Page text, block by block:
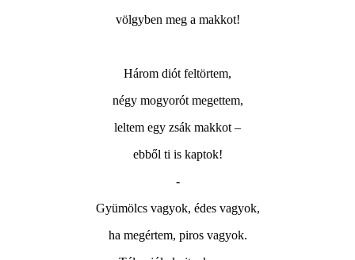
völgyben meg a makkot!
Három diót feltörtem,
négy mogyorót megettem,
leltem egy zsák makkot –
ebből ti is kaptok!
-
Gyümölcs vagyok, édes vagyok,
ha megértem, piros vagyok.